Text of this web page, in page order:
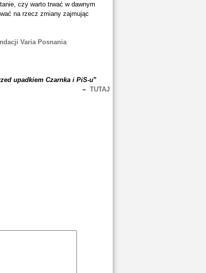
czy warto trwać w dawnym
na rzecz zmiany zajmując
Varia Posnania
upadkiem Czarnka i PiS-u”
– TUTAJ